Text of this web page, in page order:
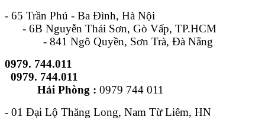
- 65 Trần Phú - Ba Đình, Hà Nội
- 6B Nguyễn Thái Sơn, Gò Vấp, TP.HCM
- 841 Ngô Quyền, Sơn Trà, Đà Nẵng
0979. 744.011
0979. 744.011
Hải Phòng : 0979 744 011
- 01 Đại Lộ Thăng Long, Nam Từ Liêm, HN